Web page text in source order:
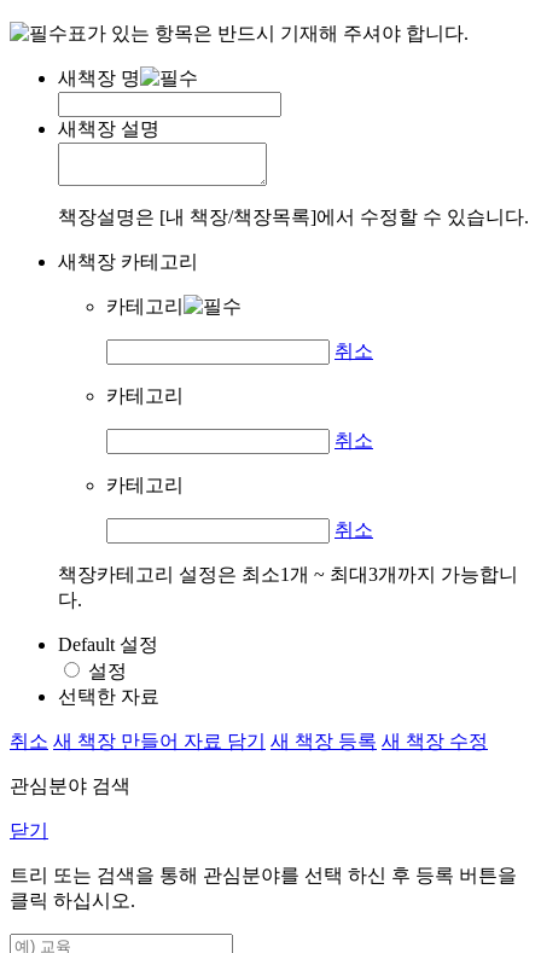
표가 있는 항목은 반드시 기재해 주셔야 합니다.
새책장 명
새책장 설명
책장설명은 [내 책장/책장목록]에서 수정할 수 있습니다.
새책장 카테고리
카테고리
취소
카테고리
취소
카테고리
취소
책장카테고리 설정은 최소1개 ~ 최대3개까지 가능합니
다.
Default 설정
설정
선택한 자료
취소 새 책장 만들어 자료 담기 새 책장 등록 새 책장 수정
관심분야 검색
닫기
트리 또는 검색을 통해 관심분야를 선택 하신 후 등록 버튼을
클릭 하십시오.